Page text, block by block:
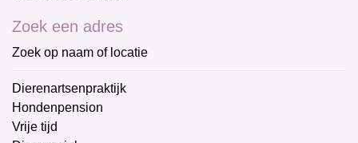
Zoek een adres
Zoek op naam of locatie
Dierenartsenpraktijk
Hondenpension
Vrije tijd